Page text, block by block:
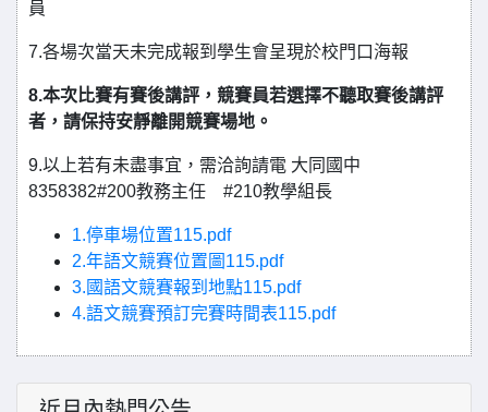
員
7.各場次當天未完成報到學生會呈現於校門口海報
8.本次比賽有賽後講評，競賽員若選擇不聽取賽後講評
者，請保持安靜離開競賽場地。
9.以上若有未盡事宜，需洽詢請電 大同國中
8358382#200教務主任 #210教學組長
1.停車場位置115.pdf
2.年語文競賽位置圖115.pdf
3.國語文競賽報到地點115.pdf
4.語文競賽預訂完賽時間表115.pdf